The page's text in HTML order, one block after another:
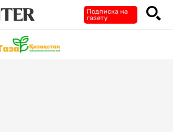
Подписка на
газету